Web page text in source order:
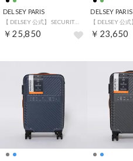
DELSEY PARIS
￥25,850
DELSEY PARIS
￥23,650